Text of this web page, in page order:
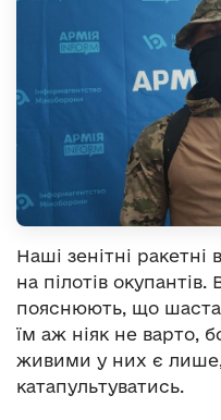
Наші зенітні ракетні
на пілотів
пояснюють, що
їм аж ніяк не варто,
живими у них є
катапультуватись.